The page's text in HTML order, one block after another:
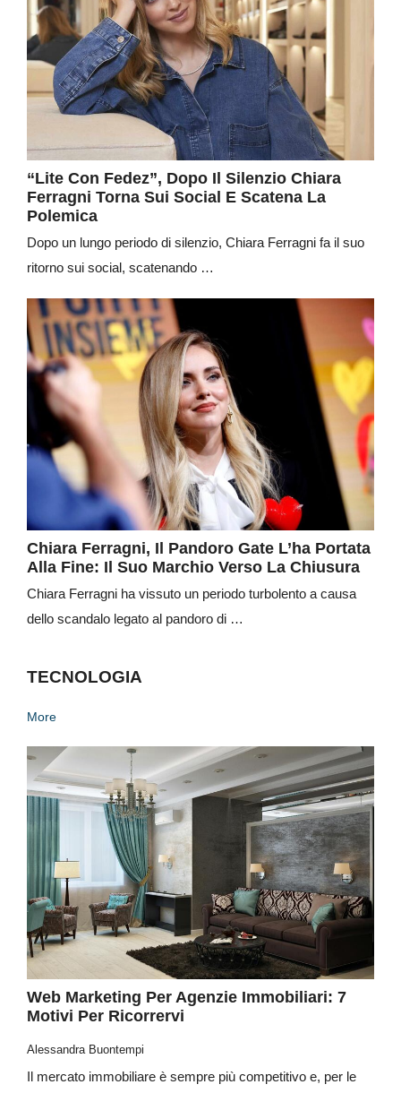
“Lite Con Fedez”, Dopo Il Silenzio Chiara
Ferragni Torna Sui Social E Scatena La
Polemica
Dopo un lungo periodo di silenzio, Chiara Ferragni fa il suo
ritorno sui social, scatenando …
Chiara Ferragni, Il Pandoro Gate L’ha Portata
Alla Fine: Il Suo Marchio Verso La Chiusura
Chiara Ferragni ha vissuto un periodo turbolento a causa
dello scandalo legato al pandoro di …
TECNOLOGIA
More
Web Marketing Per Agenzie Immobiliari: 7
Motivi Per Ricorrervi
Alessandra Buontempi
Il mercato immobiliare è sempre più competitivo e, per le